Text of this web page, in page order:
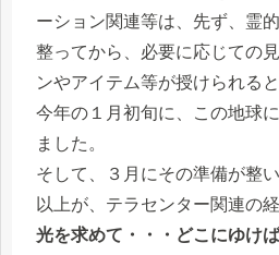
ーション関連等は、先ず、霊
整ってから、必要に応じての
ンやアイテム等が授けられる
今年の１月初旬に、この地球
ました。
そして、３月にその準備が整い
以上が、テラセンター関連の経
光を求めて・・・どこにゆけ